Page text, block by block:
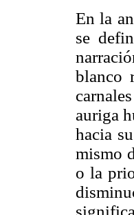
En la
se
blanco
auriga
hacia
mismo
o la